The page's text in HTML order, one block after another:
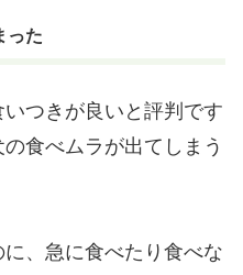
った
つきが良いと評判です
食べムラが出てしまう
、急に食べたり食べな